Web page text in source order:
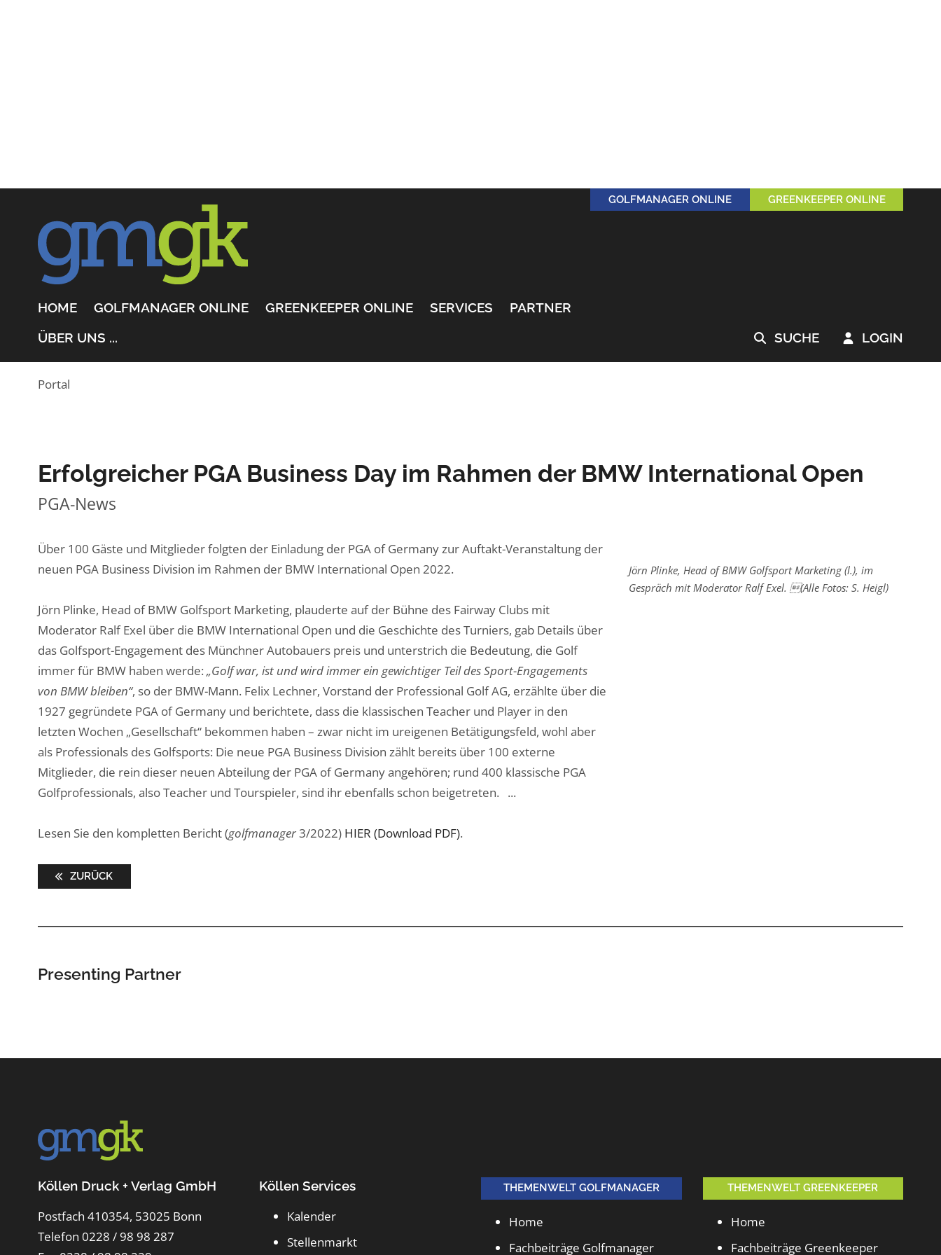
GOLFMANAGER ONLINE GREENKEEPER ONLINE
HOME GOLFMANAGER ONLINE GREENKEEPER ONLINE SERVICES
PARTNER
ÜBER UNS ...
 SUCHE  LOGIN
Portal
Erfolgreicher PGA Business Day im Rahmen der BMW International Open
PGA-News
Über 100 Gäste und Mitglieder folgten der Einladung der PGA of Germany zur Auftakt-Veranstaltung der
neuen PGA Business Division im Rahmen der BMW International Open 2022.
Jörn Plinke, Head of BMW Golfsport Marketing, plauderte auf der Bühne des Fairway Clubs mit
Moderator Ralf Exel über die BMW International Open und die Geschichte des Turniers, gab Details über
das Golfsport-Engagement des Münchner Autobauers preis und unterstrich die Bedeutung, die Golf
immer für BMW haben werde: „Golf war, ist und wird immer ein gewichtiger Teil des Sport-Engagements
von BMW bleiben“, so der BMW-Mann. Felix Lechner, Vorstand der Professional Golf AG, erzählte über die
1927 gegründete PGA of Germany und berichtete, dass die klassischen Teacher und Player in den
letzten Wochen „Gesellschaft“ bekommen haben – zwar nicht im ureigenen Betätigungsfeld, wohl aber
als Professionals des Golfsports: Die neue PGA Business Division zählt bereits über 100 externe
Mitglieder, die rein dieser neuen Abteilung der PGA of Germany angehören; rund 400 klassische PGA
Golfprofessionals, also Teacher und Tourspieler, sind ihr ebenfalls schon beigetreten. ...
Lesen Sie den kompletten Bericht (golfmanager3/2022) HIER (Download PDF).
Jörn Plinke, Head of BMW Golfsport Marketing (l.), im
Gespräch mit Moderator Ralf Exel. (Alle Fotos: S. Heigl)
ZURÜCK
Presenting Partner
Köllen Druck + Verlag GmbH
Postfach 410354, 53025 Bonn
Telefon 0228 / 98 98 287
Köllen Services
Kalender
Stellenmarkt
THEMENWELT GOLFMANAGER
Home
Fachbeiträge Golfmanager
THEMENWELT GREENKEEPER
Home
Fachbeiträge Greenkeeper